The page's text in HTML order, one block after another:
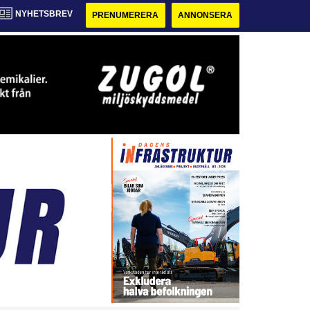
NYHETSBREV PRENUMERERA ANNONSERA